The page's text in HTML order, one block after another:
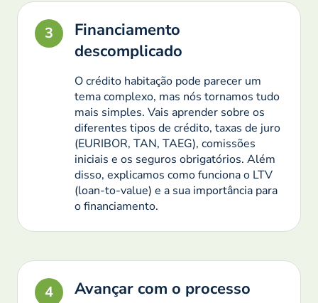
3
Financiamento
descomplicado
O crédito habitação pode parecer um
tema complexo, mas nós tornamos tudo
mais simples. Vais aprender sobre os
diferentes tipos de crédito, taxas de juro
(EURIBOR, TAN, TAEG), comissões
iniciais e os seguros obrigatórios. Além
disso, explicamos como funciona o LTV
(loan-to-value) e a sua importância para
o financiamento.
4 Avançar com o processo